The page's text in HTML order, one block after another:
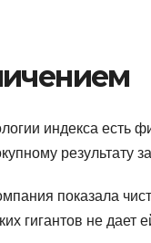
индекса есть
результату
показала
гигантов не дает